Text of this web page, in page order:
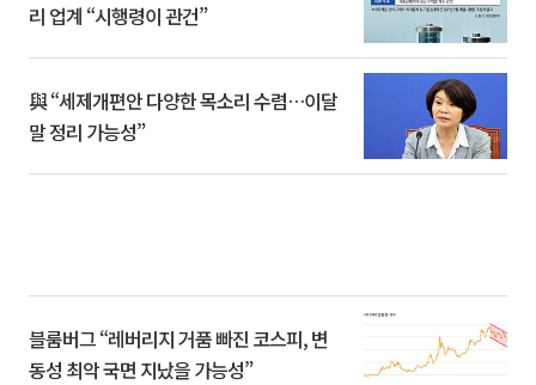
리 업계 “시행령이 관건”
與 “세제개편안 다양한 목소리 수렴…이달
말 정리 가능성”
블룸버그 “레버리지 거품 빠진 코스피, 변
동성 최악 국면 지났을 가능성”